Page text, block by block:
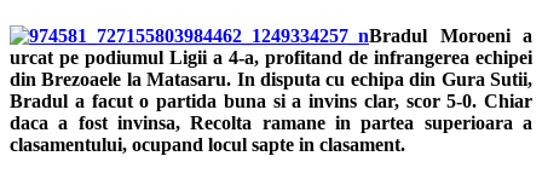
Bradul Moroeni a
urcat pe podiumul Ligii a 4-a, profitand de infrangerea echipei
din Brezoaele la Matasaru. In disputa cu echipa din Gura Sutii,
Bradul a facut o partida buna si a invins clar, scor 5-0. Chiar
daca a fost invinsa, Recolta ramane in partea superioara a
clasamentului, ocupand locul sapte in clasament.